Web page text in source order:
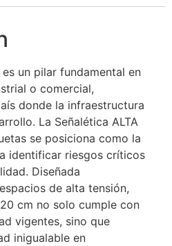
un pilar fundamental en
o comercial,
donde la infraestructura
La Señalética ALTA
se posiciona como la
identificar riesgos críticos
Diseñada
de alta tensión,
cm no solo cumple con
vigentes, sino que
inigualable en